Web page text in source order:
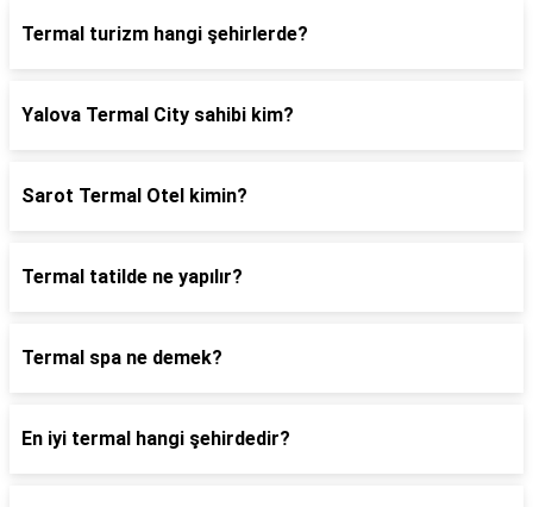
Termal turizm hangi şehirlerde?
Yalova Termal City sahibi kim?
Sarot Termal Otel kimin?
Termal tatilde ne yapılır?
Termal spa ne demek?
En iyi termal hangi şehirdedir?